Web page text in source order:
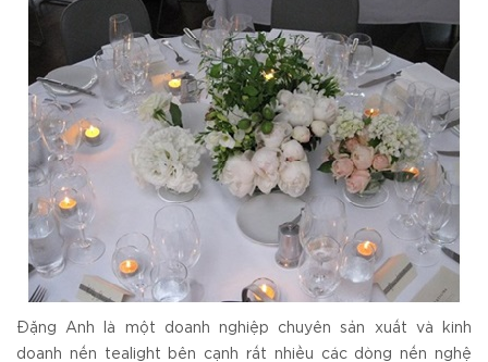
Đặng Anh là một doanh nghiệp chuyên sản xuất và kinh
doanh nến tealight bên cạnh rất nhiều các dòng nến nghệ